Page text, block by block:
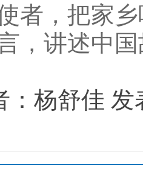
者，把家
，讲述中
：杨舒佳 发